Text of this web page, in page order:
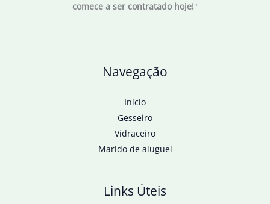
comece a ser contratado hoje!"
Navegação
Início
Gesseiro
Vidraceiro
Marido de aluguel
Links Úteis